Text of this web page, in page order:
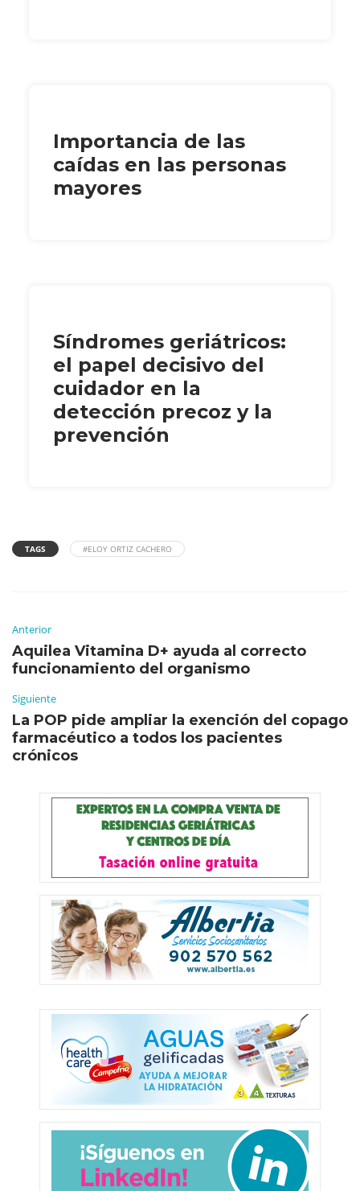
Importancia de las
caídas en las personas
mayores
Síndromes geriátricos:
el papel decisivo del
cuidador en la
detección precoz y la
prevención
TAGS #ELOY ORTIZ CACHERO
Anterior
Aquilea Vitamina D+ ayuda al correcto
funcionamiento del organismo
Siguiente
La POP pide ampliar la exención del copago
farmacéutico a todos los pacientes
crónicos